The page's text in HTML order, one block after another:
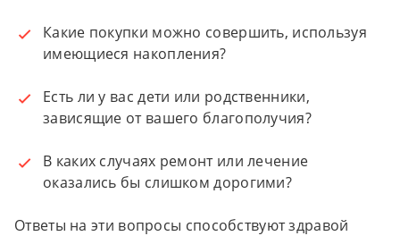
Какие покупки можно совершить, используя
имеющиеся накопления?
Есть ли у вас дети или родственники,
зависящие от вашего благополучия?
В каких случаях ремонт или лечение
оказались бы слишком дорогими?
Ответы на эти вопросы способствуют здравой